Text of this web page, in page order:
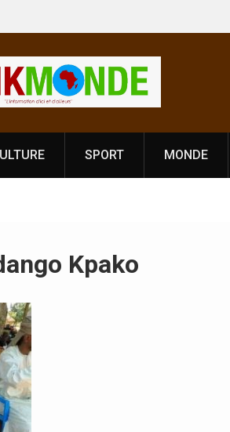
: En
Jahboy se
souveraineté
SPORT MONDE
Kpako